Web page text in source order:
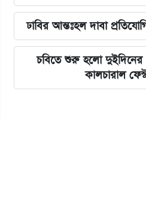
ঢাবির আন্তঃহল দাবা
চবিতে শুরু হলো দুইদিনের
কালচারাল